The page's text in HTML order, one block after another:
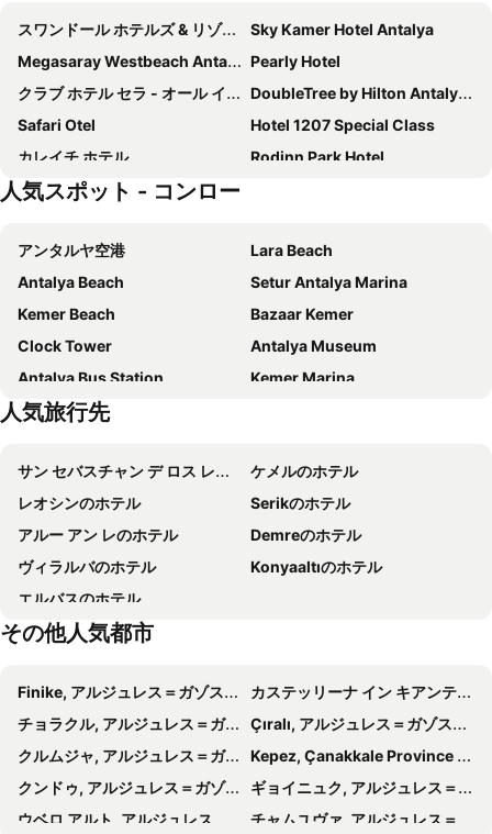
スワンドール ホテルズ & リゾート トプカピ パレス - オールインクルーシブ
Sky Kamer Hotel Antalya
Megasaray Westbeach Antalya
Pearly Hotel
クラブ ホテル セラ - オール インクルーシブ
DoubleTree by Hilton Antalya City Centre
Safari Otel
Hotel 1207 Special Class
カレイチ ホテル
Rodinn Park Hotel
IC Hotels Airport
Privado Hotels
Seven City Hotel
アスペン ホテル - スペシャル クラス
マックス ロイヤル ベレク ゴルフ リゾート - オール インクルーシブ
Sealife Family Resort Hotel
Hampton by Hilton Antalya Airport
Lara Olympos Hotel
Konak Hotel Kaleiçi
Adalya Port Hotel
Sofa Kaleiçi
Isnova Hotel Airport
AFŞİN HOTEL
Crowne Plaza Antalya by IHG
Casa Franco Old Town
マディ ホテル アンタルヤ
Rixos Downtown Antalya - The Land Of Legends Access
Lara Garden Hotel
Falcon Hotel
Adonis Hotel
Massimo Hotel Ex La Boutique Hotel
İS Hotel
Puding Hotel
Leaf Port Hotel
デジャブー - スペシャル クラス
Tourist Hotel
エレガンス イースト ホテル - ブティック クラス
Letstay Hotel - Adults Only
Cedrus Hotel
Patron Hotel
Bloomtalya Hotel
Tamara Business Otel Antalya
人気スポット - コンロー
アンタルヤ空港
Lara Beach
Antalya Beach
Setur Antalya Marina
Kemer Beach
Bazaar Kemer
Clock Tower
Antalya Museum
Antalya Bus Station
Kemer Marina
50th International Antalya Golden Orange Film Festival
Murat Paşa Mosque
Tekeli Mehmet Pasa Mosque
Hadrian's Gate
Suna & Inan Kirac Kaleici Museum
Waterhill Park
Saklikent Ski Resort
Aspendos International Opera And Ballet Festival
Sammy
Eurymedon Bridge
人気旅行先
サン セバスチャン デ ロス レジェスのホテル
ケメルのホテル
レオシンのホテル
Serikのホテル
アルー アン レのホテル
Demreのホテル
ヴィラルバのホテル
Konyaaltıのホテル
エルバスのホテル
その他人気都市
Finike, アルジュレス＝ガゾスト 宿泊施設 -
カステッリーナ イン キアンティ, Isparta Province 宿泊施設 -
チョラクル, アルジュレス＝ガゾスト 宿泊施設 -
Çıralı, アルジュレス＝ガゾスト 宿泊施設 -
クルムジャ, アルジュレス＝ガゾスト 宿泊施設 -
Kepez, Çanakkale Province 宿泊施設 -
クンドゥ, アルジュレス＝ガゾスト 宿泊施設 -
ギョイニュク, アルジュレス＝ガゾスト 宿泊施設 -
ウベロ アルト, アルジュレス＝ガゾスト 宿泊施設 -
チャムユヴァ, アルジュレス＝ガゾスト 宿泊施設 -